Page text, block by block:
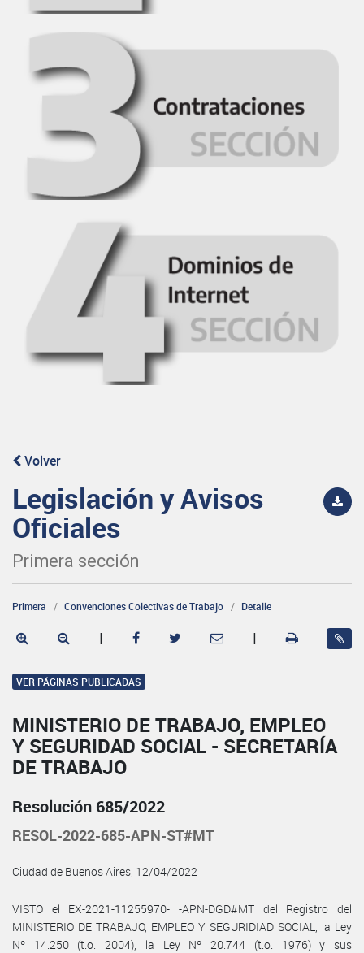
Volver
Legislación y Avisos
Oficiales
Primera sección
Primera Convenciones Colectivas de Trabajo Detalle
| |
VER PÁGINAS PUBLICADAS
MINISTERIO DE TRABAJO, EMPLEO
Y SEGURIDAD SOCIAL - SECRETARÍA
DE TRABAJO
Resolución 685/2022
RESOL-2022-685-APN-ST#MT
Ciudad de Buenos Aires, 12/04/2022
VISTO el EX-2021-11255970- -APN-DGD#MT del Registro del
MINISTERIO DE TRABAJO, EMPLEO Y SEGURIDIAD SOCIAL, la Ley
Nº 14.250 (t.o. 2004), la Ley Nº 20.744 (t.o. 1976) y sus